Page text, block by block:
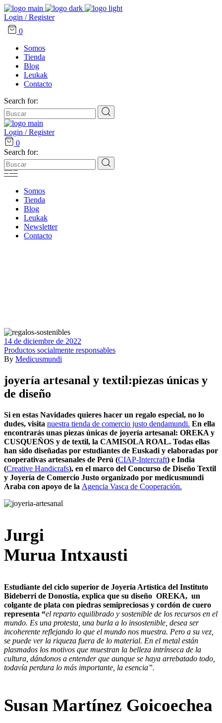
Login / Register
0
Somos
Tienda
Blog
Leukak
Contacto
Search for:
Login / Register
0
Search for:
Somos
Tienda
Blog
Leukak
Newsletter
Contacto
14 de diciembre de 2022
Productos socialmente responsables
By Medicusmundi
joyería artesanal y textil:piezas únicas y
de diseño
Si en estas Navidades quieres hacer un regalo especial, no lo
dudes, visita nuestra tienda de comercio justo dendamundi. En ella
encontrarás unas piezas únicas de joyería artesanal: OREKA y
CUSQUEÑOS y de textil, la CAMISOLA ROAL. Todas ellas
han sido diseñadas por estudiantes de Euskadi y elaboradas por
cooperativas artesanales de Perú (CIAP-Intercraft) e India
(Creative Handicrafs), en el marco del Concurso de Diseño Textil
y Joyería de Comercio Justo organizado por medicusmundi
Araba con apoyo de la Agencia Vasca de Cooperación.
Jurgi
Murua Intxausti
Estudiante del ciclo superior de Joyería Artística del Instituto
Bideberri de Donostia, explica que su diseño OREKA, un
colgante de plata con piedras semipreciosas y cordón de cuero
representa “el reparto equilibrado y sostenible de los recursos en el
mundo. Es una protesta, una burla a lo insostenible, desea ser
incoherente reflejando lo que el mundo nos muestra. Pero a su vez,
se puede ver la riqueza fuera de lo material. En el metal están
plasmados los motivos que muestran la belleza intrínseca de la
cultura, dándonos a entender que aunque se haya arrebatado todo,
todavía perdura lo más importante, la esencia”.
Susan Martínez Goicoechea